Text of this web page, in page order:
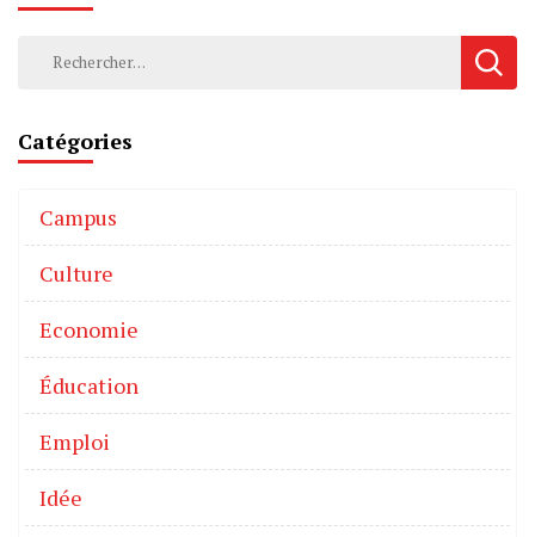
Catégories
Campus
Culture
Economie
Éducation
Emploi
Idée